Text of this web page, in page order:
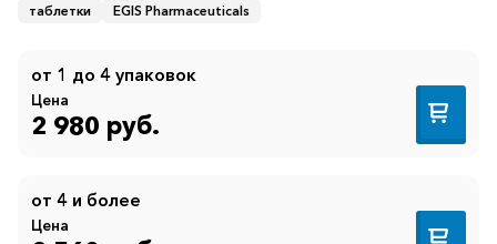
таблетки EGIS Pharmaceuticals
от 1 до 4 упаковок
Цена
2 980 руб.
от 4 и более
Цена